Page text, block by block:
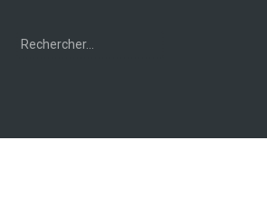
Rechercher :